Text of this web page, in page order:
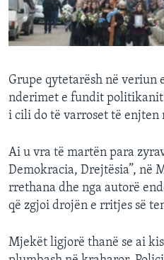
INTERVISTA
DITARI
Grupe qytetarësh në veriun
nderimet e fundit
i cili do të varroset të enjten
Ai u vra të martën para
Demokracia, Drejtësia”, në
rrethana dhe nga autorë
që zgjoi drojën e rritjes së
Mjekët ligjorë thanë se ai